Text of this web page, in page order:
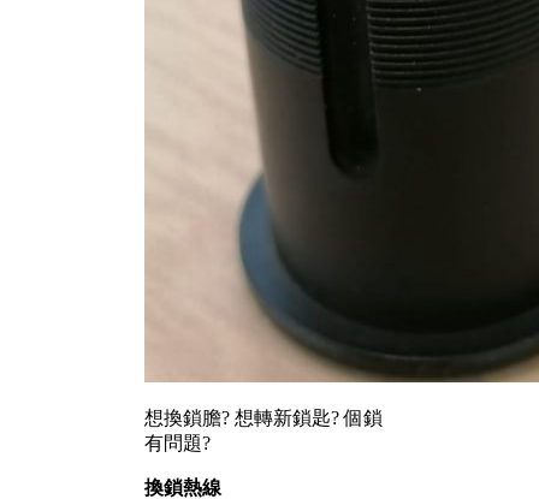
想換鎖膽? 想轉新鎖匙? 個鎖
有問題?
換鎖熱線